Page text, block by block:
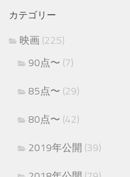
カテゴリー
映画 (225)
90点〜 (7)
85点〜 (29)
80点〜 (42)
2019年公開 (39)